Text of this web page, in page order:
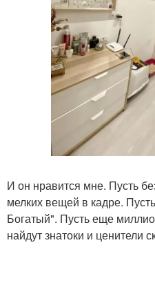
И он нравится мне. Пусть
мелких вещей в кадре.
Богатый". Пусть еще
найдут знатоки и ценители